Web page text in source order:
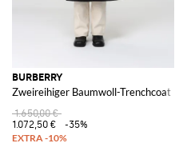
BURBERRY
Zweireihiger Baumwoll-Trenchcoat
1.650,00 €
1.072,50 €
-35%